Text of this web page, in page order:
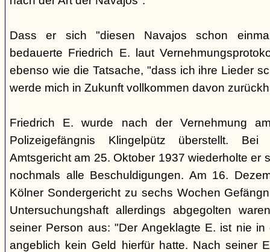
Dass er sich "diesen Navajos schon
bedauerte Friedrich E. laut
ebenso wie die Tatsache, "dass ich ihre Lieder
werde mich in Zukunft vollkommen davon
Friedrich E. wurde nach der Vernehmung
Polizeigefängnis Klingelpütz überstellt.
Amtsgericht am 25. Oktober 1937 wiederholte er
nochmals alle Beschuldigungen. Am 16.
Kölner Sondergericht zu sechs Wochen
Untersuchungshaft allerdings abgegolten
seiner Person aus: "Der Angeklagte E. ist nie
angeblich kein Geld hierfür hatte. Nach seiner